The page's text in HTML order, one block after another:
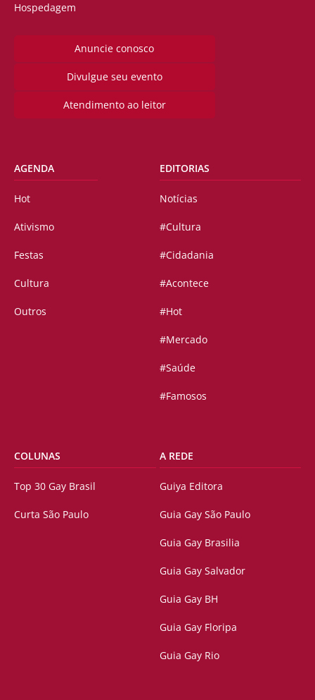
Hospedagem
Anuncie conosco
Divulgue seu evento
Atendimento ao leitor
AGENDA
Hot
Ativismo
Festas
Cultura
Outros
EDITORIAS
Notícias
#Cultura
#Cidadania
#Acontece
#Hot
#Mercado
#Saúde
#Famosos
COLUNAS
Top 30 Gay Brasil
Curta São Paulo
A REDE
Guiya Editora
Guia Gay São Paulo
Guia Gay Brasilia
Guia Gay Salvador
Guia Gay BH
Guia Gay Floripa
Guia Gay Rio